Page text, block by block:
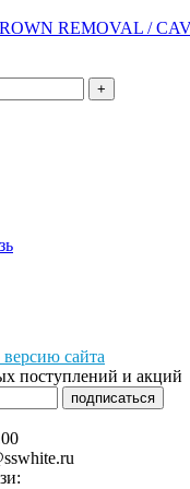
REMOVAL /
+
сайта
поступлений и акций
подписаться